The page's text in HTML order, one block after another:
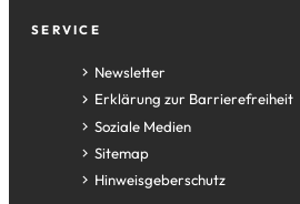
Fußzeile
SERVICE
Newsletter
Erklärung zur Barrierefreiheit
Soziale Medien
Sitemap
Hinweisgeberschutz